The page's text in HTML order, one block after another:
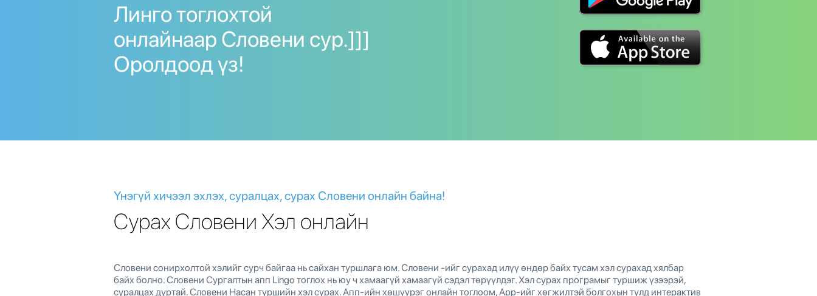
Линго тоглохтой
онлайнаар Словени сур.]]]
Оролдоод үз!
Үнэгүй хичээл эхлэх, суралцах, сурах Словени онлайн байна!
Сурах Словени Хэл онлайн
Словени сонирхолтой хэлийг сурч байгаа нь сайхан туршлага юм. Словени -ийг сурахад илүү өндөр байх тусам хэл сурахад хялбар
байх болно. Словени Сургалтын апп Lingo тоглох нь юу ч хамаагүй хамаагүй сэдэл төрүүлдэг. Хэл сурах програмыг туршиж үзээрэй,
суралцах дуртай. Словени Насан туршийн хэл сурах. Апп-ийн хөшүүрэг онлайн тоглоом, App-ийг хөгжилтэй болгохын тулд интерактив